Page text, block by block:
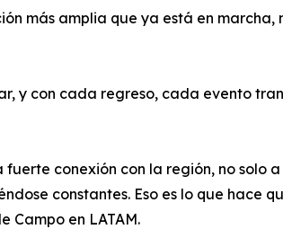
más amplia que ya está en
y con cada regreso, cada evento
conexión con la región, no solo
constantes. Eso es lo que hace
Campo en LATAM.